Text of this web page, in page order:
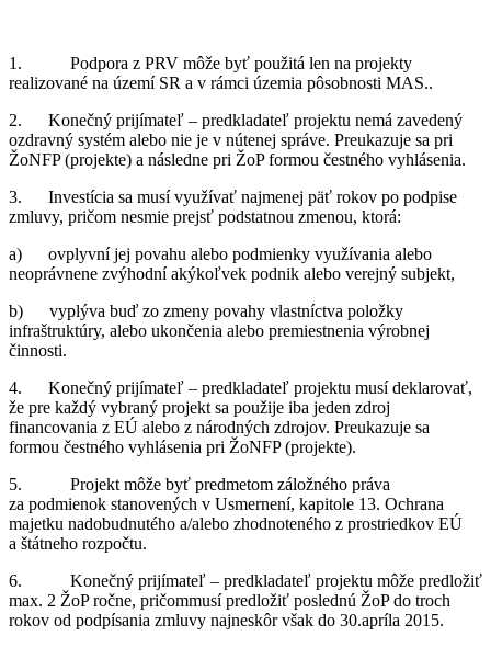
1. Podpora z PRV môže byť použitá len na projekty
realizované na území SR a v rámci územia pôsobnosti MAS..
2. Konečný prijímateľ – predkladateľ projektu nemá zavedený
ozdravný systém alebo nie je v nútenej správe. Preukazuje sa pri
ŽoNFP (projekte) a následne pri ŽoP formou čestného vyhlásenia.
3. Investícia sa musí využívať najmenej päť rokov po podpise
zmluvy, pričom nesmie prejsť podstatnou zmenou, ktorá:
a) ovplyvní jej povahu alebo podmienky využívania alebo
neoprávnene zvýhodní akýkoľvek podnik alebo verejný subjekt,
b) vyplýva buď zo zmeny povahy vlastníctva položky
infraštruktúry, alebo ukončenia alebo premiestnenia výrobnej
činnosti.
4. Konečný prijímateľ – predkladateľ projektu musí deklarovať,
že pre každý vybraný projekt sa použije iba jeden zdroj
financovania z EÚ alebo z národných zdrojov. Preukazuje sa
formou čestného vyhlásenia pri ŽoNFP (projekte).
5. Projekt môže byť predmetom záložného práva
za podmienok stanovených v Usmernení, kapitole 13. Ochrana
majetku nadobudnutého a/alebo zhodnoteného z prostriedkov EÚ
a štátneho rozpočtu.
6. Konečný prijímateľ – predkladateľ projektu môže predložiť
max. 2 ŽoP ročne, pričommusí predložiť poslednú ŽoP do troch
rokov od podpísania zmluvy najneskôr však do 30.apríla 2015.